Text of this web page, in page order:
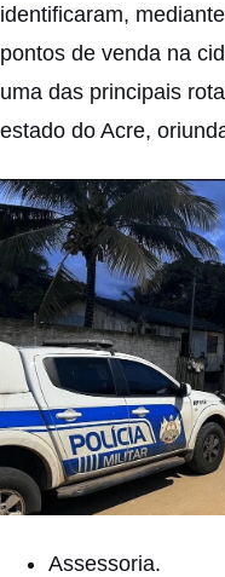
identificaram,
pontos de venda na
uma das principais
estado do Acre,
Assessoria.